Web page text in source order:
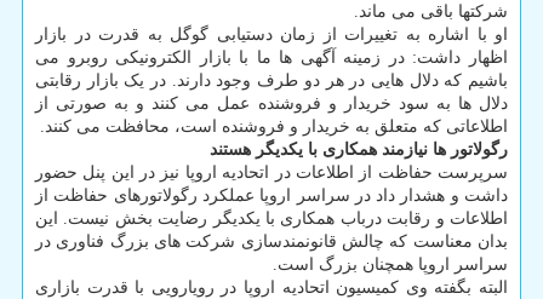
شرکتها باقی می ماند.
او با اشاره به تغییرات از زمان دستیابی گوگل به قدرت در بازار
اظهار داشت: در زمینه آگهی ها ما با بازار الکترونیکی روبرو می
باشیم که دلال هایی در هر دو طرف وجود دارند. در یک بازار رقابتی
دلال ها به سود خریدار و فروشنده عمل می کنند و به صورتی از
اطلاعاتی که متعلق به خریدار و فروشنده است، محافظت می کنند.
رگولاتور ها نیازمند همکاری با یکدیگر هستند
سرپرست حفاظت از اطلاعات در اتحادیه اروپا نیز در این پنل حضور
داشت و هشدار داد در سراسر اروپا عملکرد رگولاتورهای حفاظت از
اطلاعات و رقابت درباب همکاری با یکدیگر رضایت بخش نیست. این
بدان معناست که چالش قانونمندسازی شرکت های بزرگ فناوری در
سراسر اروپا همچنان بزرگ است.
البته بگفته وی کمیسیون اتحادیه اروپا در رویارویی با قدرت بازاری